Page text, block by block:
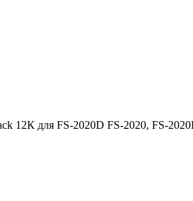
12К для FS-2020D FS-2020, FS-